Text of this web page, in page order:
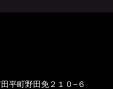
平町野田免２１０−６